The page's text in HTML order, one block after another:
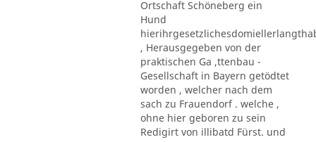
Ortschaft Schöneberg ein
Hund
, Herausgegeben von der
praktischen Ga ,ttenbau -
Gesellschaft in Bayern getödtet
worden , welcher nach dem
sach zu Frauendorf . welche ,
ohne hier geboren zu sein
Redigirt von illibatd Fürst. und